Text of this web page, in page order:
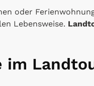
oder
Lebensweise.
im